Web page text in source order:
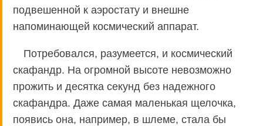
подвешенной к аэростату и внешне
напоминающей космический аппарат.
Потребовался, разумеется, и космический
скафандр. На огромной высоте невозможно
прожить и десятка секунд без надежного
скафандра. Даже самая маленькая щелочка,
появись она, например, в шлеме, стала бы